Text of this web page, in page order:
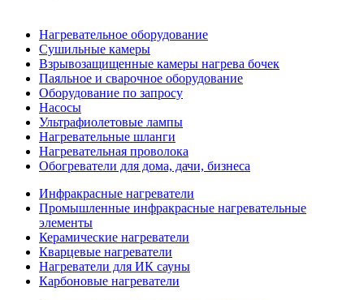
Нагревательное оборудование
Сушильные камеры
Взрывозащищенные камеры нагрева бочек
Паяльное и сварочное оборудование
Оборудование по запросу
Насосы
Ультрафиолетовые лампы
Нагревательные шланги
Нагревательная проволока
Обогреватели для дома, дачи, бизнеса
Инфракрасные нагреватели
Промышленные инфракрасные нагревательные
элементы
Керамические нагреватели
Кварцевые нагреватели
Нагреватели для ИК сауны
Карбоновые нагреватели